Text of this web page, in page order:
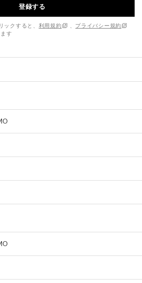
登録する
クすると、 利用規約
プライバシー規約
す